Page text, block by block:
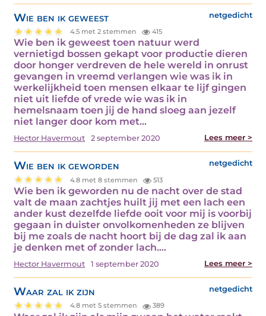
Wie ben ik geweest netgedicht
4.5 met 2 stemmen 415
Wie ben ik geweest toen natuur werd
vernietigd bossen gekapt voor productie dieren
door honger verdreven de hele wereld in onrust
gevangen in vreemd verlangen wie was ik in
werkelijkheid toen mensen elkaar te lijf gingen
niet uit liefde of vrede wie was ik in
hemelsnaam toen jij de hand sloeg aan jezelf
niet langer door kom met…
Hector Havermout 2 september 2020 Lees meer >
Wie ben ik geworden netgedicht
4.8 met 8 stemmen 513
Wie ben ik geworden nu de nacht over de stad
valt de maan zachtjes huilt jij met een lach een
ander kust dezelfde liefde ooit voor mij is voorbij
gegaan in duister onvolkomenheden ze blijven
bij me zoals de nacht hoort bij de dag zal ik aan
je denken met of zonder lach.…
Hector Havermout 1 september 2020 Lees meer >
Waar zal ik zijn netgedicht
4.8 met 5 stemmen 389